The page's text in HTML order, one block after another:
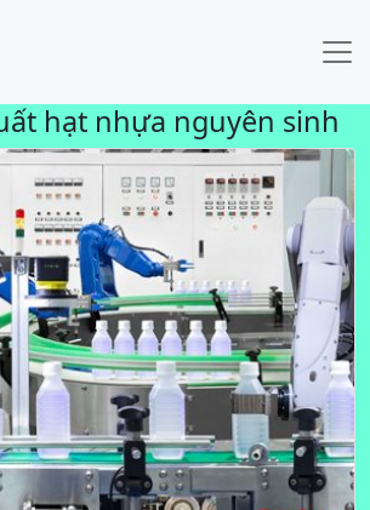
hạt nhựa nguyên sinh